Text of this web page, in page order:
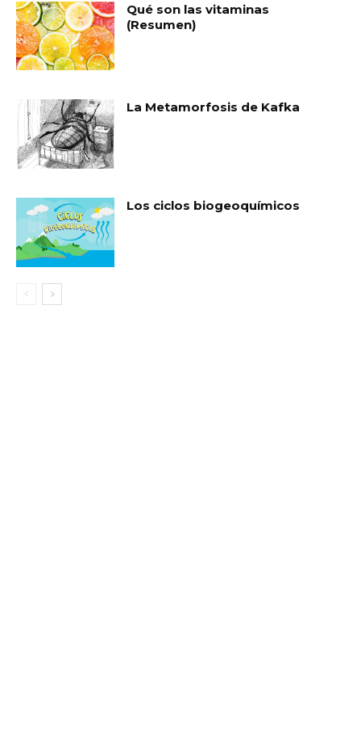
Qué son las vitaminas
(Resumen)
La Metamorfosis de Kafka
Los ciclos biogeoquímicos